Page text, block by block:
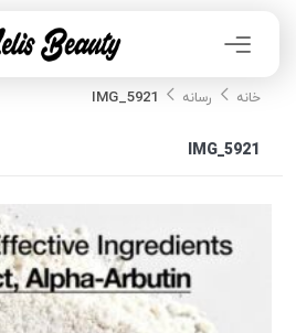
خانه رسانه IMG_5921
IMG_5921